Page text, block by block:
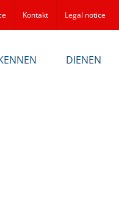
Kontakt Legal notice
DIENEN